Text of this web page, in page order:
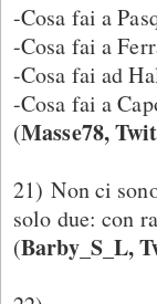
-Cosa fai a
-Cosa fai a
-Cosa fai ad
-Cosa fai a
(Masse78,
21) Non ci
solo due: con
(Barby_S_L,